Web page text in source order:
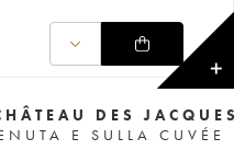
✕
DES JACQUES
E SULLA CUVÉE